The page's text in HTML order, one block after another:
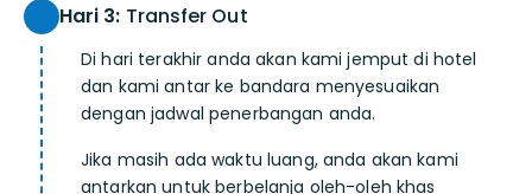
Hari 3: Transfer Out
Di hari terakhir anda akan kami jemput di hotel
dan kami antar ke bandara menyesuaikan
dengan jadwal penerbangan anda.
Jika masih ada waktu luang, anda akan kami
antarkan untuk berbelanja oleh-oleh khas